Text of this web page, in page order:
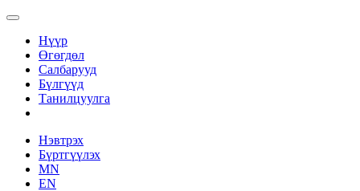
Нүүр
Өгөгдөл
Салбарууд
Бүлгүүд
Танилцуулга
Нэвтрэх
Бүртгүүлэх
MN
EN